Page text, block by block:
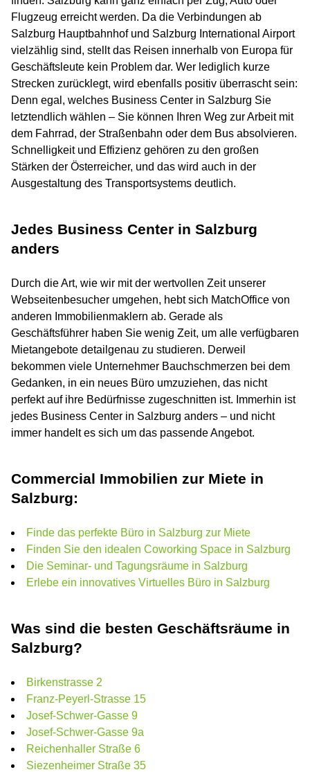
Flugzeug erreicht werden. Da die Verbindungen ab
Salzburg Hauptbahnhof und Salzburg International Airport
vielzählig sind, stellt das Reisen innerhalb von Europa für
Geschäftsleute kein Problem dar. Wer lediglich kurze
Strecken zurücklegt, wird ebenfalls positiv überrascht sein:
Denn egal, welches Business Center in Salzburg Sie
letztendlich wählen – Sie können Ihren Weg zur Arbeit mit
dem Fahrrad, der Straßenbahn oder dem Bus absolvieren.
Schnelligkeit und Effizienz gehören zu den großen
Stärken der Österreicher, und das wird auch in der
Ausgestaltung des Transportsystems deutlich.
Jedes Business Center in Salzburg
anders
Durch die Art, wie wir mit der wertvollen Zeit unserer
Webseitenbesucher umgehen, hebt sich MatchOffice von
anderen Immobilienmaklern ab. Gerade als
Geschäftsführer haben Sie wenig Zeit, um alle verfügbaren
Mietangebote detailgenau zu studieren. Derweil
bekommen viele Unternehmer Bauchschmerzen bei dem
Gedanken, in ein neues Büro umzuziehen, das nicht
perfekt auf ihre Bedürfnisse zugeschnitten ist. Immerhin ist
jedes Business Center in Salzburg anders – und nicht
immer handelt es sich um das passende Angebot.
Commercial Immobilien zur Miete in
Salzburg:
Finde das perfekte Büro in Salzburg zur Miete
Finden Sie den idealen Coworking Space in Salzburg
Die Seminar- und Tagungsräume in Salzburg
Erlebe ein innovatives Virtuelles Büro in Salzburg
Was sind die besten Geschäftsräume in
Salzburg?
Birkenstrasse 2
Franz-Peyerl-Strasse 15
Josef-Schwer-Gasse 9
Josef-Schwer-Gasse 9a
Reichenhaller Straße 6
Siezenheimer Straße 35